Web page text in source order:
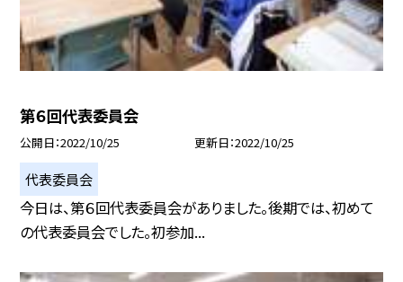
第６回代表委員会
公開日 2022/10/25 更新日 2022/10/25
代表委員会
今日は、第６回代表委員会がありました。後期では、初めて
の代表委員会でした。初参加...